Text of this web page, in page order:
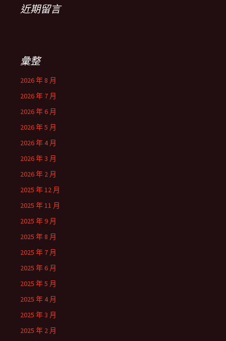
近期留言
彙整
2026 年 8 月
2026 年 7 月
2026 年 6 月
2026 年 5 月
2026 年 4 月
2026 年 3 月
2026 年 2 月
2025 年 12 月
2025 年 11 月
2025 年 9 月
2025 年 8 月
2025 年 7 月
2025 年 6 月
2025 年 5 月
2025 年 4 月
2025 年 3 月
2025 年 2 月